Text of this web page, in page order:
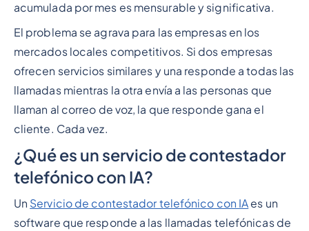
acumulada por mes es mensurable y significativa.
El problema se agrava para las empresas en los
mercados locales competitivos. Si dos empresas
ofrecen servicios similares y una responde a todas las
llamadas mientras la otra envía a las personas que
llaman al correo de voz, la que responde gana el
cliente. Cada vez.
¿Qué es un servicio de contestador
telefónico con IA?
Un Servicio de contestador telefónico con IA es un
software que responde a las llamadas telefónicas de